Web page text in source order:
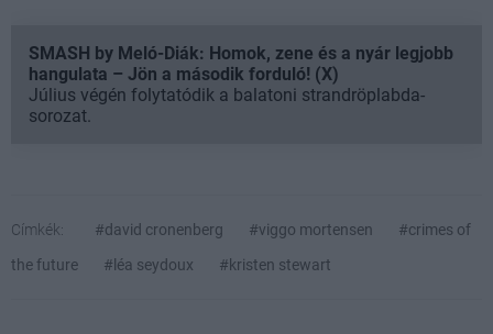
SMASH by Meló-Diák: Homok, zene és a nyár legjobb
hangulata – Jön a második forduló! (X)
Július végén folytatódik a balatoni strandröplabda-
sorozat.
Címkék: #david cronenberg #viggo mortensen
#crimes of
the future
#léa seydoux #kristen stewart